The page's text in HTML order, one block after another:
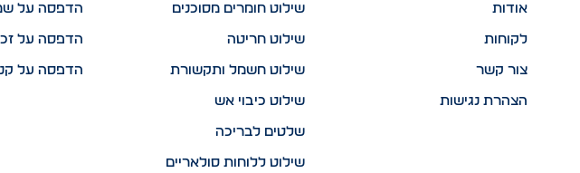
אודות
לקוחות
צור קשר
הצהרת נגישות
שילוט חומרים מסוכנים
שילוט חריטה
שילוט חשמל ותקשורת
שילוט כיבוי אש
שלטים לבריכה
שילוט ללוחות סולאריים
הדפסה על
הדפסה על
הדפסה על